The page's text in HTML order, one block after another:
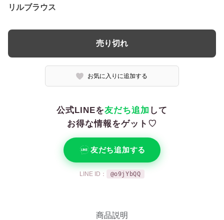
リルブラウス
売り切れ
お気に入りに追加する
公式LINEを友だち追加 して
お得な情報をゲット♡
友だち追加する
LINE ID： @o9jYbQQ
商品説明